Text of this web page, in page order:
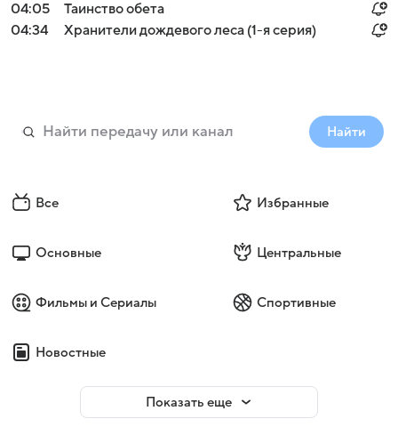
04:05
Таинство обета
04:34
Хранители дождевого леса (1-я серия)
Найти
Все Избранные
Основные Центральные
Фильмы и Сериалы Спортивные
Новостные
Показать еще